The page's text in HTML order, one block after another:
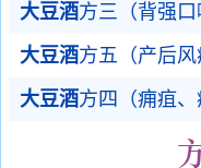
大豆酒方三（背强口
大豆酒方五（产后风
大豆酒方四（痈疽、